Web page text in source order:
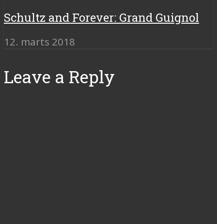
Schultz and Forever: Grand Guignol
12. marts 2018
Leave a Reply